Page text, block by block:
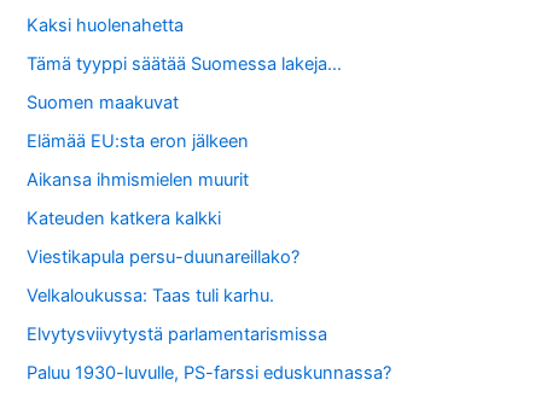
Kaksi huolenahetta
Tämä tyyppi säätää Suomessa lakeja…
Suomen maakuvat
Elämää EU:sta eron jälkeen
Aikansa ihmismielen muurit
Kateuden katkera kalkki
Viestikapula persu-duunareillako?
Velkaloukussa: Taas tuli karhu.
Elvytysviivytystä parlamentarismissa
Paluu 1930-luvulle, PS-farssi eduskunnassa?